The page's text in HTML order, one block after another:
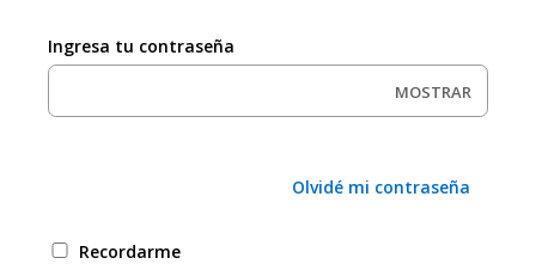
Ingresa tu contraseña
MOSTRAR
Olvidé mi contraseña
Recordarme